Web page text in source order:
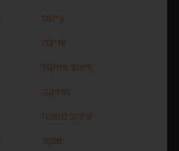
צילום
עריכה
עיצוב פסקול
מוזיקה
עיצוב תמונה
מקור